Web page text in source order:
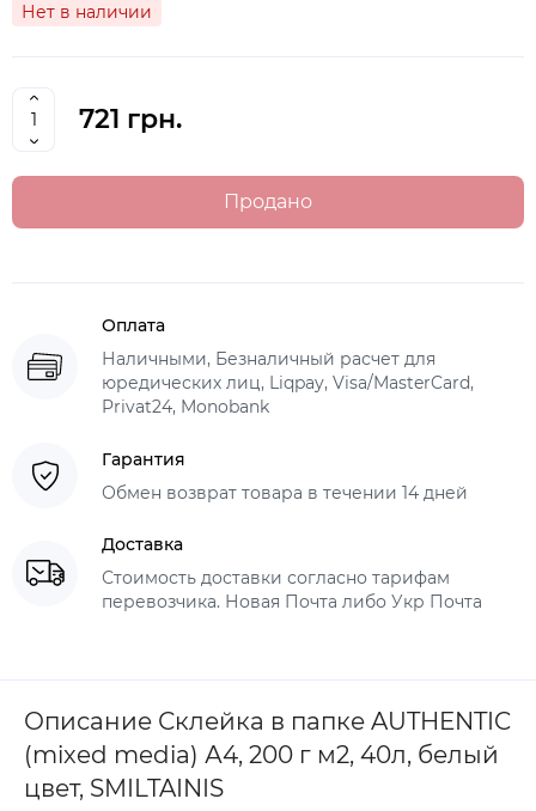
Нет в наличии
721 грн.
Продано
Оплата
Наличными, Безналичный расчет для
юредических лиц, Liqpay, Visa/MasterCard,
Privat24, Monobank
Гарантия
Обмен возврат товара в течении 14 дней
Доставка
Стоимость доставки согласно тарифам
перевозчика. Новая Почта либо Укр Почта
Описание Склейка в папке AUTHENTIC
(mixed media) А4, 200 г м2, 40л, белый
цвет, SMILTAINIS